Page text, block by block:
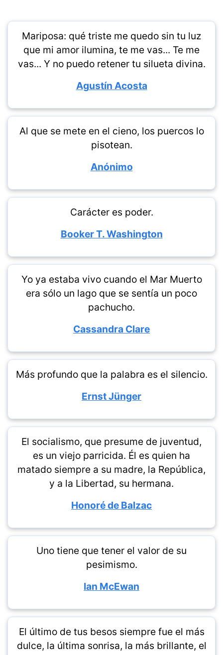
Mariposa: qué triste me quedo sin tu luz
que mi amor ilumina, te me vas... Te me
vas... Y no puedo retener tu silueta divina.
Agustín Acosta
Al que se mete en el cieno, los puercos lo
pisotean.
Anónimo
Carácter es poder.
Booker T. Washington
Yo ya estaba vivo cuando el Mar Muerto
era sólo un lago que se sentía un poco
pachucho.
Cassandra Clare
Más profundo que la palabra es el silencio.
Ernst Jünger
El socialismo, que presume de juventud,
es un viejo parricida. Él es quien ha
matado siempre a su madre, la República,
y a la Libertad, su hermana.
Honoré de Balzac
Uno tiene que tener el valor de su
pesimismo.
Ian McEwan
El último de tus besos siempre fue el más
dulce, la última sonrisa, la más brillante, el